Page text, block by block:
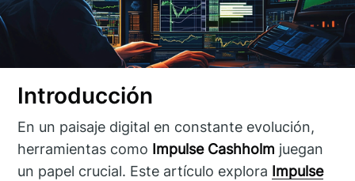
Introducción
En un paisaje digital en constante evolución,
herramientas como Impulse Cashholm juegan
un papel crucial. Este artículo explora Impulse